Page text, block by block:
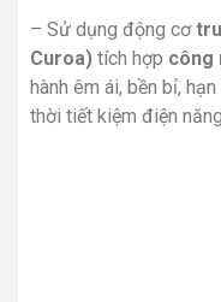
– Sử dụng động cơ
Curoa) tích hợp công
hành êm ái, bền bỉ,
thời tiết kiệm điện